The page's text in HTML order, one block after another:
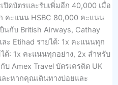
ปิดบัตรและรับเพิ่มอีก 40,000 เมื่อ
คะแนน HSBC 80,000 คะแนน
นกับ British Airways, Cathay
ะ Etihad รายได้: 1x คะแนนทุก
ด้: 1x คะแนนทุกอย่าง, 2x สำหรับ
Amex Travel บัตรเครดิต UK
ะหากคุณเดินทางบ่อยและ